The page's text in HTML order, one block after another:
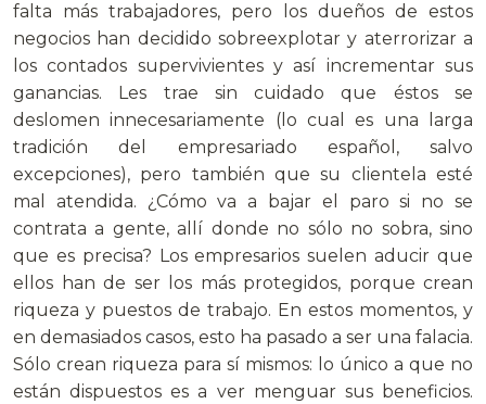
falta más trabajadores, pero los dueños de estos
negocios han decidido sobreexplotar y aterrorizar a
los contados supervivientes y así incrementar sus
ganancias. Les trae sin cuidado que éstos se
deslomen innecesariamente (lo cual es una larga
tradición del empresariado español, salvo
excepciones), pero también que su clientela esté
mal atendida. ¿Cómo va a bajar el paro si no se
contrata a gente, allí donde no sólo no sobra, sino
que es precisa? Los empresarios suelen aducir que
ellos han de ser los más protegidos, porque crean
riqueza y puestos de trabajo. En estos momentos, y
en demasiados casos, esto ha pasado a ser una falacia.
Sólo crean riqueza para sí mismos: lo único a que no
están dispuestos es a ver menguar sus beneficios.